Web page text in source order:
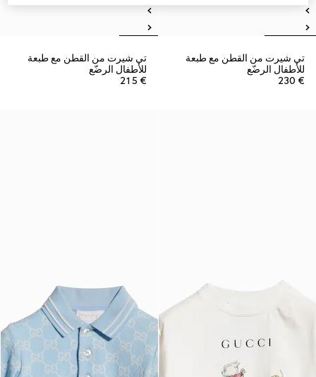
تي شيرت من القطن مع طبعة
للأطفال الرضّع
€ 230
تي شيرت من القطن مع طبعة
للأطفال الرضّع
€ 215